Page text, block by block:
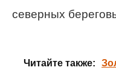
северных
Читайте также: